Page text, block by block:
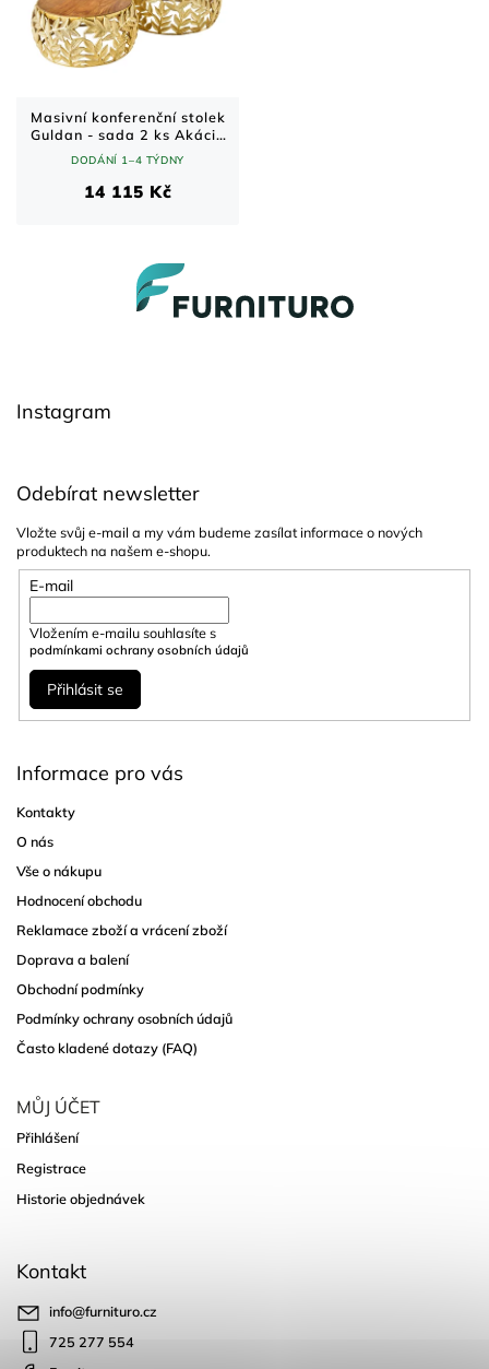
Masivní konferenční stolek
Guldan - sada 2 ks Akácie
70x70 cm
DODÁNÍ 1–4 TÝDNY
14 115 Kč
Instagram
Odebírat newsletter
Vložte svůj e-mail a my vám budeme zasílat informace o nových
produktech na našem e-shopu.
E-mail
Vložením e-mailu souhlasíte s
podmínkami ochrany osobních údajů
Přihlásit se
Informace pro vás
Kontakty
O nás
Vše o nákupu
Hodnocení obchodu
Reklamace zboží a vrácení zboží
Doprava a balení
Obchodní podmínky
Podmínky ochrany osobních údajů
Často kladené dotazy (FAQ)
MŮJ ÚČET
Přihlášení
Registrace
Historie objednávek
Kontakt
info@furnituro.cz
725 277 554